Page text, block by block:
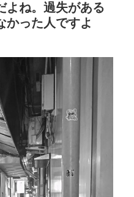
よね。過失がある
かった人ですよ